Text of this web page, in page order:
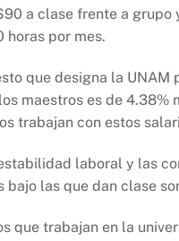
a clase frente a grupo
horas por mes.
que designa la UNAM
maestros es de 4.38%
trabajan con estos
laboral y las
bajo las que dan clase
que trabajan en la